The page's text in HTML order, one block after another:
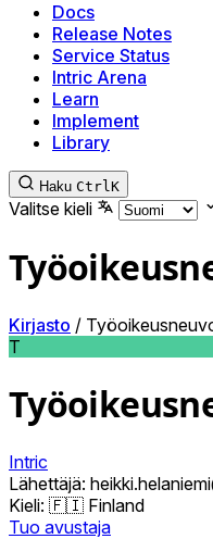
Docs
Release Notes
Service Status
Intric Arena
Learn
Implement
Library
Haku CtrlK
Valitse kieli
Kirjasto /
T
Intric
Lähettäjä:
Kieli: 🇫🇮 Finland
Tuo avustaja